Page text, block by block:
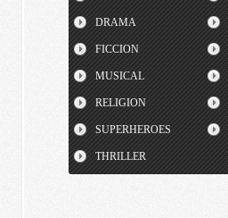
DRAMA
FICCION
MUSICAL
RELIGION
SUPERHEROES
THRILLER